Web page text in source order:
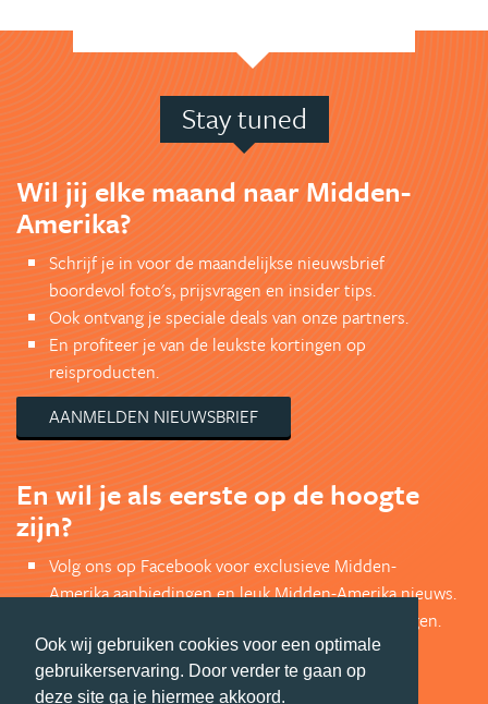
Ook wij gebruiken cookies voor een optimale
gebruikerservaring. Door verder te gaan op
deze site ga je hiermee akkoord.
Stay tuned
Wil jij elke maand naar Midden-
Amerika?
Schrijf je in voor de maandelijkse nieuwsbrief
boordevol foto's, prijsvragen en insider tips.
Ook ontvang je speciale deals van onze partners.
En profiteer je van de leukste kortingen op
reisproducten.
AANMELDEN NIEUWSBRIEF
En wil je als eerste op de hoogte
zijn?
Volg ons op Facebook voor exclusieve Midden-
Amerika aanbiedingen en leuk Midden-Amerika nieuws.
Bekijk de mooiste foto's en doe mee met prijsvragen.
Jouw shot Midden-Amerika inspiratie.
VOLG ONS VIA FACEBOOK